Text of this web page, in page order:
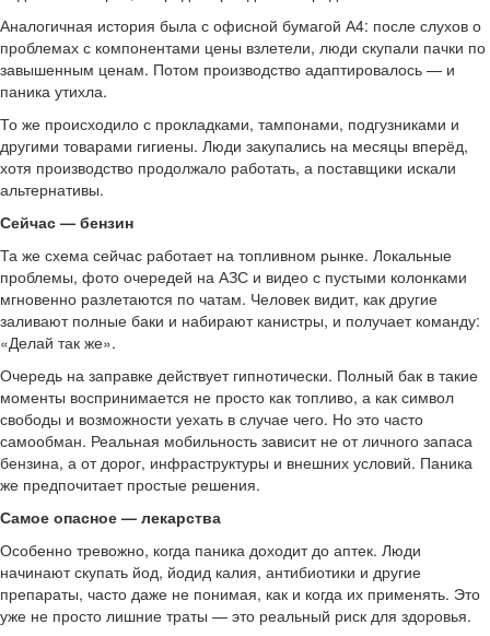
Аналогичная история была с офисной бумагой А4: после слухов о
проблемах с компонентами цены взлетели, люди скупали пачки по
завышенным ценам. Потом производство адаптировалось — и
паника утихла.
То же происходило с прокладками, тампонами, подгузниками и
другими товарами гигиены. Люди закупались на месяцы вперёд,
хотя производство продолжало работать, а поставщики искали
альтернативы.
Сейчас — бензин
Та же схема сейчас работает на топливном рынке. Локальные
проблемы, фото очередей на АЗС и видео с пустыми колонками
мгновенно разлетаются по чатам. Человек видит, как другие
заливают полные баки и набирают канистры, и получает команду:
«Делай так же».
Очередь на заправке действует гипнотически. Полный бак в такие
моменты воспринимается не просто как топливо, а как символ
свободы и возможности уехать в случае чего. Но это часто
самообман. Реальная мобильность зависит не от личного запаса
бензина, а от дорог, инфраструктуры и внешних условий. Паника
же предпочитает простые решения.
Самое опасное — лекарства
Особенно тревожно, когда паника доходит до аптек. Люди
начинают скупать йод, йодид калия, антибиотики и другие
препараты, часто даже не понимая, как и когда их применять. Это
уже не просто лишние траты — это реальный риск для здоровья.